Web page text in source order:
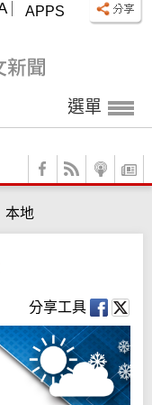
APPS
選單
本地
分享工具